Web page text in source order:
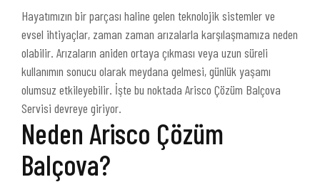
Hayatımızın bir parçası haline gelen teknolojik sistemler ve
evsel ihtiyaçlar, zaman zaman arızalarla karşılaşmamıza neden
olabilir. Arızaların aniden ortaya çıkması veya uzun süreli
kullanımın sonucu olarak meydana gelmesi, günlük yaşamı
olumsuz etkileyebilir. İşte bu noktada Arisco Çözüm Balçova
Servisi devreye giriyor.
Neden Arisco Çözüm
Balçova?